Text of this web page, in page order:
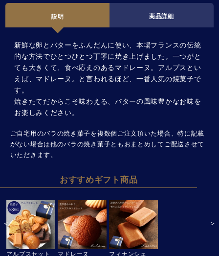
説明 商品詳細
新鮮な卵とバターをふんだんに使い、本場フランスの伝統
的な方法でひとつひとつ丁寧に焼き上げました。一つがと
ても大きくて、食べ応えのあるマドレーヌ。アルプスとい
えば、マドレーヌ。と言われるほど、一番人気の焼菓子で
す。
焼きたてだからこそ味わえる、バターの風味豊かなお味を
お楽しみください。
ご自宅用のバラの焼き菓子を複数個ご注文頂いた場合、特に記載
がない場合は他のバラの焼き菓子ともおまとめしてご配送させて
いただきます。
おすすめギフト商品
アルプスセット マドレーヌ フィナンシェ
＜ ＞